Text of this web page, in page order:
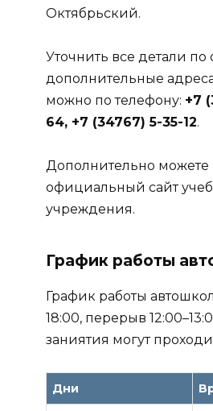
Октябрьский.
Уточнить все детали
дополнительные
можно по телефону: +7
64, +7 (34767) 5-35-12.
Дополнительно можете
официальный сайт
учреждения.
График работы
График работы
18:00, перерыв
заниятия могут
Дни